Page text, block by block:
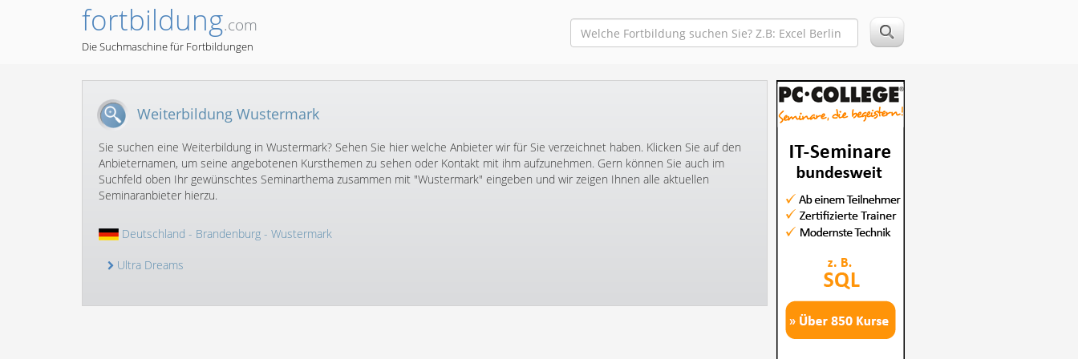
fortbildung.com
Die Suchmaschine für Fortbildungen
Weiterbildung Wustermark
Sie suchen eine Weiterbildung in Wustermark? Sehen Sie hier welche Anbieter wir für Sie verzeichnet haben. Klicken Sie auf den
Anbieternamen, um seine angebotenen Kursthemen zu sehen oder Kontakt mit ihm aufzunehmen. Gern können Sie auch im
Suchfeld oben Ihr gewünschtes Seminarthema zusammen mit "Wustermark" eingeben und wir zeigen Ihnen alle aktuellen
Seminaranbieter hierzu.
Deutschland - Brandenburg - Wustermark
Ultra Dreams